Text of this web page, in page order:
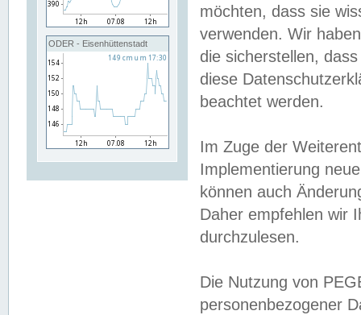
ODER - Eisenhüttenstadt
möchten, dass sie
verwenden. Wir
die sicherstellen,
diese
beachtet werden.
Im Zuge der
Implementierung
können auch
Daher empfehlen wir
durchzulesen.
Die Nutzung von
personenbezogener